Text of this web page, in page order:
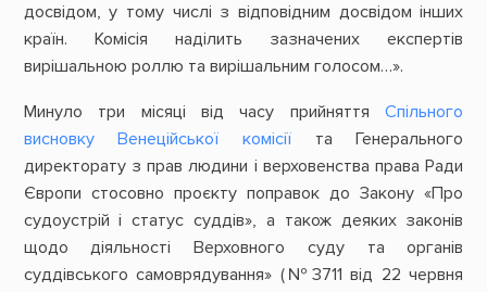
досвідом, у тому числі з відповідним досвідом інших
країн. Комісія наділить зазначених експертів
вирішальною роллю та вирішальним голосом…».
Минуло три місяці від часу прийняттяСпільного
висновку Венеційської комісії та Генерального
директорату з прав людини і верховенства права Ради
Європи стосовно проєкту поправок до Закону «Про
судоустрій і статус суддів», а також деяких законів
щодо діяльності Верховного суду та органів
суддівського самоврядування» (№3711 від 22 червня